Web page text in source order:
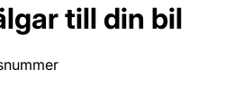
till din bil